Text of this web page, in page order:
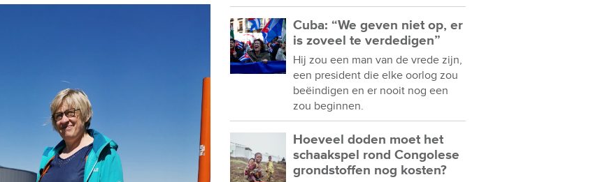
Cuba: “We geven niet op, er
is zoveel te verdedigen”
Hij zou een man van de vrede zijn,
een president die elke oorlog zou
beëindigen en er nooit nog een
zou beginnen.
Hoeveel doden moet het
schaakspel rond Congolese
grondstoffen nog kosten?